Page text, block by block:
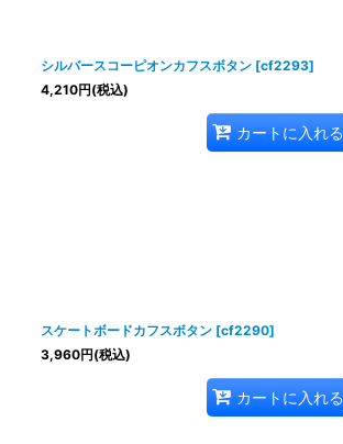
シルバースコーピオンカフスボタン [cf2293]
4,210円(税込)
カートに入れる
スケートボードカフスボタン [cf2290]
3,960円(税込)
カートに入れる